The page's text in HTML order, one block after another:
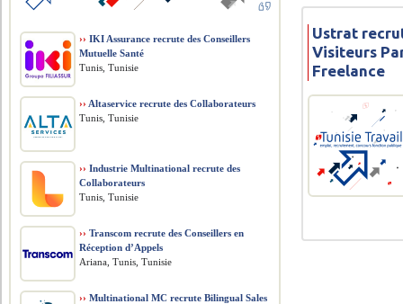
Ustrat
Visiteurs
Freelance
›› IKI Assurance recrute des Conseillers
Mutuelle Santé
Tunis, Tunisie
›› Altaservice recrute des Collaborateurs
Tunis, Tunisie
›› Industrie Multinational recrute des
Collaborateurs
Tunis, Tunisie
›› Transcom recrute des Conseillers en
Réception d’Appels
Ariana, Tunis, Tunisie
›› Multinational MC recrute Bilingual Sales